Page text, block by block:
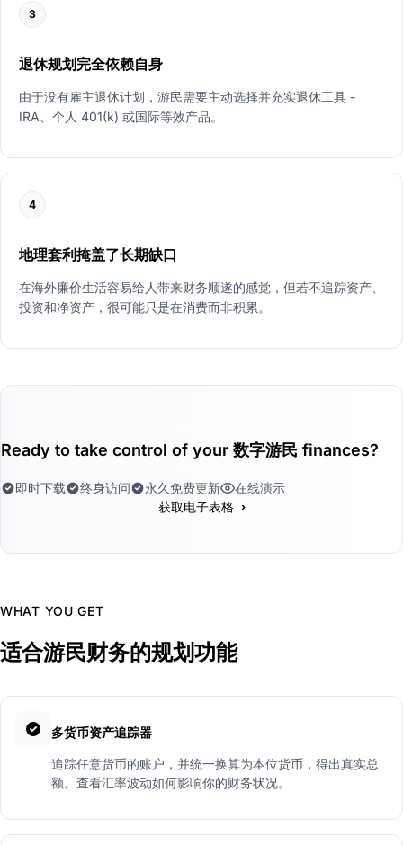
3
退休规划完全依赖自身
由于没有雇主退休计划，游民需要主动选择并充实退休工具 -
IRA、个人 401(k) 或国际等效产品。
4
地理套利掩盖了长期缺口
在海外廉价生活容易给人带来财务顺遂的感觉，但若不追踪资产、
投资和净资产，很可能只是在消费而非积累。
Ready to take control of your 数字游民 finances?
即时下载 终身访问 永久免费更新 在线演示
获取电子表格 ›
WHAT YOU GET
适合游民财务的规划功能
多货币资产追踪器
追踪任意货币的账户，并统一换算为本位货币，得出真实总
额。查看汇率波动如何影响你的财务状况。